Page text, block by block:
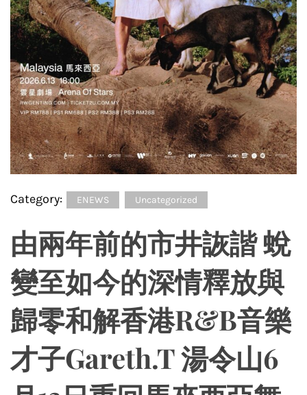
Category: ENEWS Uncategorized
由兩年前的市井詼諧 蛻
變至如今的深情釋放與
歸零和解香港R&B音樂
才子Gareth.T 湯令山6